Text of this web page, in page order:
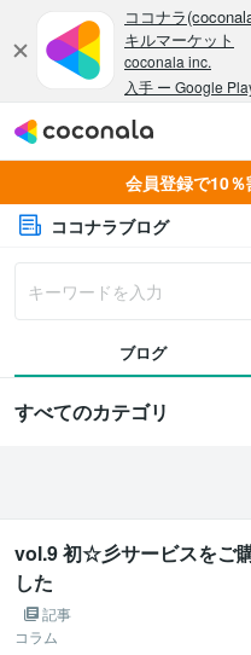
会員登録で10％
ココナラブログ
ブログ
すべてのカテゴリ
vol.9 初☆彡サービスをご
した
記事
コラム